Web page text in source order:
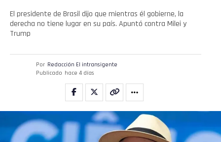
El presidente de Brasil dijo que mientras él gobierne, la
derecha no tiene lugar en su país. Apuntó contra Milei y
Trump
Por Redacción El intransigente
Publicado hace 4 días